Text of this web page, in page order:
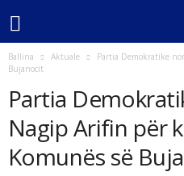
Ballina Aktuale
Partia Demokratike
Bujanocit
Partia
Nagip Arifin për
Komunës së